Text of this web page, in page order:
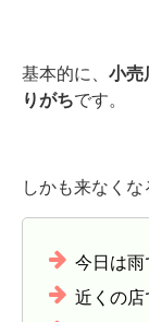
基本的に、 小売
りがちです。
しかも来なくな
今日は雨
近くの店